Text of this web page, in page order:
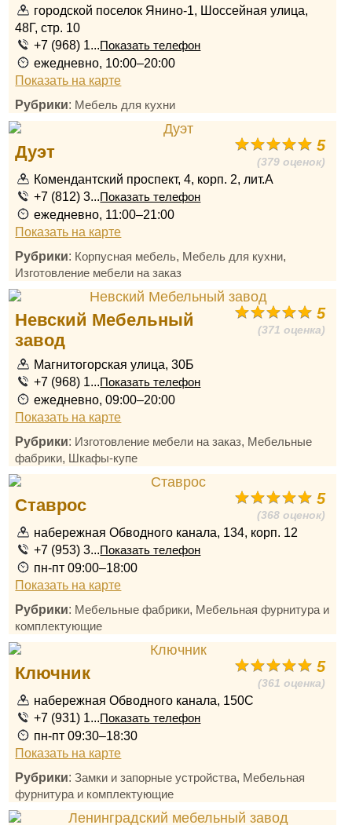
городской поселок Янино-1, Шоссейная улица,
48Г, стр. 10
+7 (968) 1...Показать телефон
ежедневно, 10:00–20:00
Показать на карте
Рубрики: Мебель для кухни
5
(379 оценок)
Дуэт
Комендантский проспект, 4, корп. 2, лит.А
+7 (812) 3...Показать телефон
ежедневно, 11:00–21:00
Показать на карте
Рубрики: Корпусная мебель, Мебель для кухни,
Изготовление мебели на заказ
5
(371 оценка)
Невский Мебельный
завод
Магнитогорская улица, 30Б
+7 (968) 1...Показать телефон
ежедневно, 09:00–20:00
Показать на карте
Рубрики: Изготовление мебели на заказ, Мебельные
фабрики, Шкафы-купе
5
(368 оценок)
Ставрос
набережная Обводного канала, 134, корп. 12
+7 (953) 3...Показать телефон
пн-пт 09:00–18:00
Показать на карте
Рубрики: Мебельные фабрики, Мебельная фурнитура и
комплектующие
5
(361 оценка)
Ключник
набережная Обводного канала, 150С
+7 (931) 1...Показать телефон
пн-пт 09:30–18:30
Показать на карте
Рубрики:Замки и запорные устройства, Мебельная
фурнитура и комплектующие